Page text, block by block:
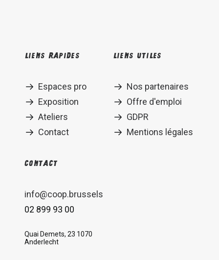
Liens rapides
Espaces pro
Exposition
Ateliers
Contact
Liens utiles
Nos partenaires
Offre d'emploi
GDPR
Mentions légales
Contact
info@coop.brussels
02 899 93 00
Quai Demets, 23 1070
Anderlecht